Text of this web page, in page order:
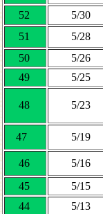
52 5/30
51 5/28
50
5/26
49 5/25
48 5/23
47 5/19
46 5/16
45 5/15
44 5/13